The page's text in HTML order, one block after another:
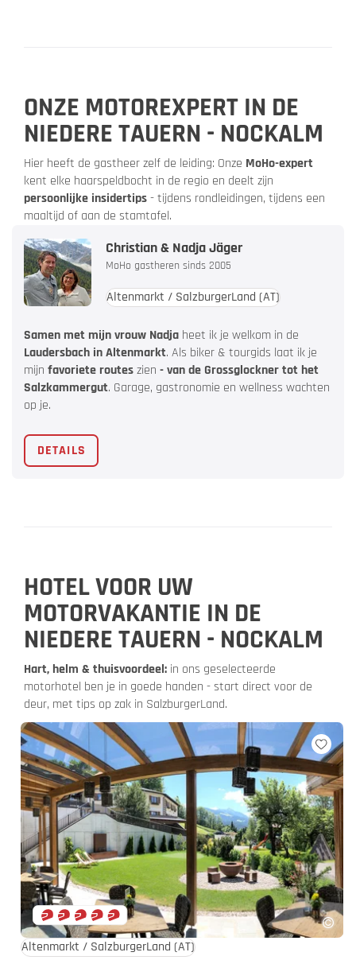
ONZE MOTOREXPERT IN DE
NIEDERE TAUERN - NOCKALM
Hier heeft de gastheer zelf de leiding: Onze MoHo-expert
kent elke haarspeldbocht in de regio en deelt zijn
persoonlijke insidertips- tijdens rondleidingen, tijdens een
maaltijd of aan de stamtafel.
Christian & Nadja Jäger
MoHo gastheren sinds 2005
Altenmarkt / SalzburgerLand (AT)
Samen met mijn vrouw Nadja heet ik je welkom in de
Laudersbach in Altenmarkt. Als biker & tourgids laat ik je
mijn favoriete routeszien - van de Grossglockner tot het
Salzkammergut. Garage, gastronomie en wellness wachten
op je.
DETAILS
HOTEL VOOR UW
MOTORVAKANTIE IN DE
NIEDERE TAUERN - NOCKALM
Hart, helm & thuisvoordeel: in ons geselecteerde
motorhotel ben je in goede handen - start direct voor de
deur, met tips op zak in SalzburgerLand.
Altenmarkt / SalzburgerLand (AT)